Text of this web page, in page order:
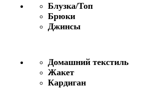
Блузка/Топ
Брюки
Джинсы
Домашний текстиль
Жакет
Кардиган